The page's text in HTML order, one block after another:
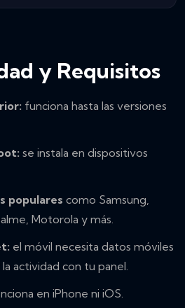
y Requisitos
funciona hasta las versiones
se instala en dispositivos
populares como Samsung,
Motorola y más.
el móvil necesita datos móviles
actividad con tu panel.
en iPhone ni iOS.